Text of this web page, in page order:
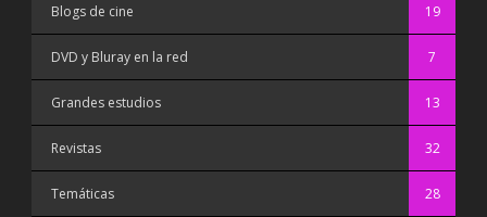
Blogs de cine 19
DVD y Bluray en la red 7
Grandes estudios 13
Revistas 32
Temáticas 28